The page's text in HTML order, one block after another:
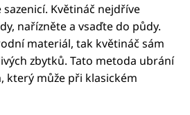
Květináč nejdříve
nařízněte a vsaďte do půdy.
materiál, tak květináč sám
zbytků. Tato metoda ubrání
který může při klasickém